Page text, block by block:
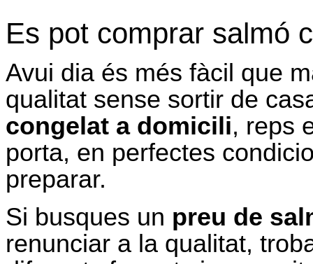
Es pot comprar salmó
Avui dia és més fàcil que
qualitat sense sortir de
congelat a domicili, reps
porta, en perfectes
preparar.
Si busques un preu de
renunciar a la qualitat,